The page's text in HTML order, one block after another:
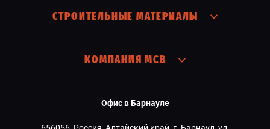
СТРОИТЕЛЬНЫЕ МАТЕРИАЛЫ
КОМПАНИЯ МСВ
Офис в Барнауле